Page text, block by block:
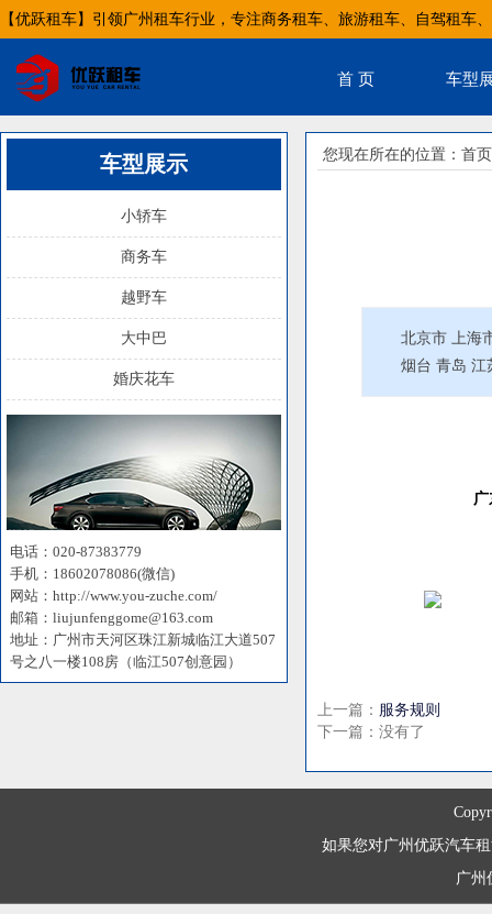
【优跃租车】引领广州租车行业，专注商务租车、旅游租车、自驾租车
首 页 车型
车型展示
小轿车
商务车
越野车
大中巴
婚庆花车
电话：020-87383779
手机：18602078086(微信)
网站：http://www.you-zuche.com/
邮箱：liujunfenggome@163.com
地址：广州市天河区珠江新城临江大道507
号之八一楼108房（临江507创意园）
您现在所在的位置： 首页
北京市 上海
烟台 青岛 江
上一篇： 服务规则
下一篇：没有了
如果您对广州优跃汽车
广州